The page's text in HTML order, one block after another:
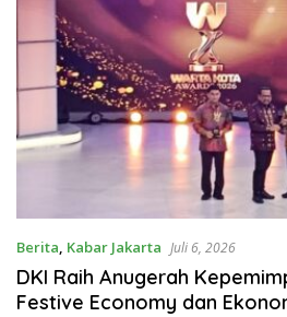
Berita, Kabar Jakarta Juli 6, 2026
DKI Raih Anugerah
Festive Economy dan